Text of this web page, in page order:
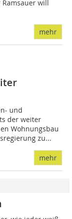
will
mehr
und
der weiter
Wohnungsbau
zu...
mehr